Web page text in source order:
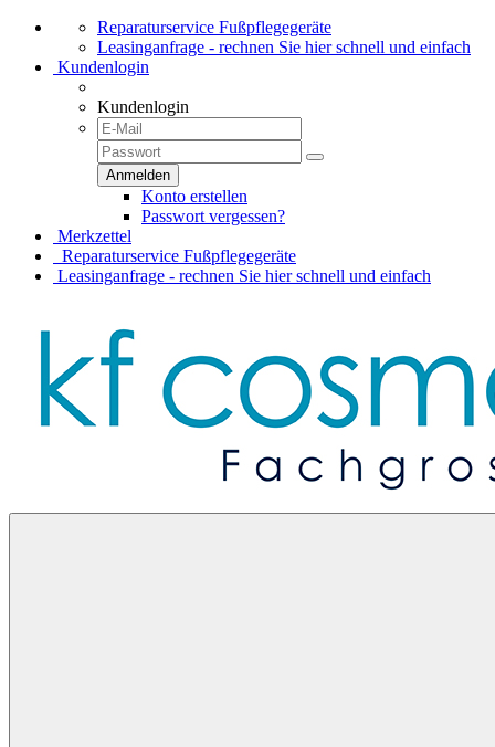
Reparaturservice Fußpflegegeräte
Leasinganfrage - rechnen Sie hier schnell und einfach
Kundenlogin
Kundenlogin
Konto erstellen
Passwort vergessen?
Merkzettel
Reparaturservice Fußpflegegeräte
Leasinganfrage - rechnen Sie hier schnell und einfach